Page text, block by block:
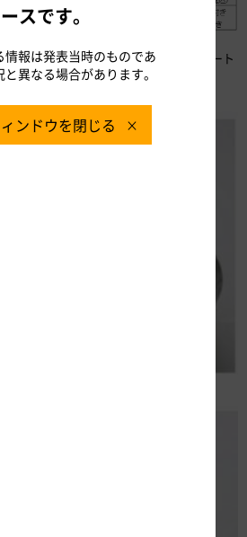
宿泊料金は無料です。
））となります。幼児向けにワンプレート
ております。
ースです。
情報は発表当時のものであ
異なる場合があります。
ンドウを閉じる